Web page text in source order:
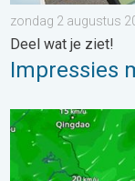
zondag 2 augustus
Deel wat je ziet!
Impressies
Tyfoon Dolphin op